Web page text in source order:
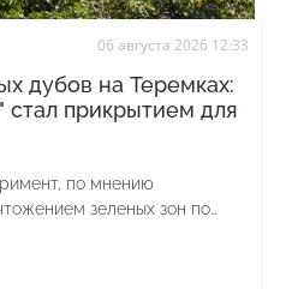
06 августа 2026 12:33
дубов на Теремках:
стал прикрытием для
по мнению
зеленых зон по